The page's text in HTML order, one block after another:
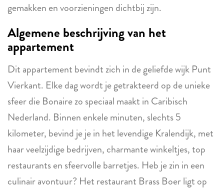
gemakken en voorzieningen dichtbij zijn.
Algemene beschrijving van het
appartement
Dit appartement bevindt zich in de geliefde wijk Punt
Vierkant. Elke dag wordt je getrakteerd op de unieke
sfeer die Bonaire zo speciaal maakt in Caribisch
Nederland. Binnen enkele minuten, slechts 5
kilometer, bevind je je in het levendige Kralendijk, met
haar veelzijdige bedrijven, charmante winkeltjes, top
restaurants en sfeervolle barretjes. Heb je zin in een
culinair avontuur? Het restaurant Brass Boer ligt op